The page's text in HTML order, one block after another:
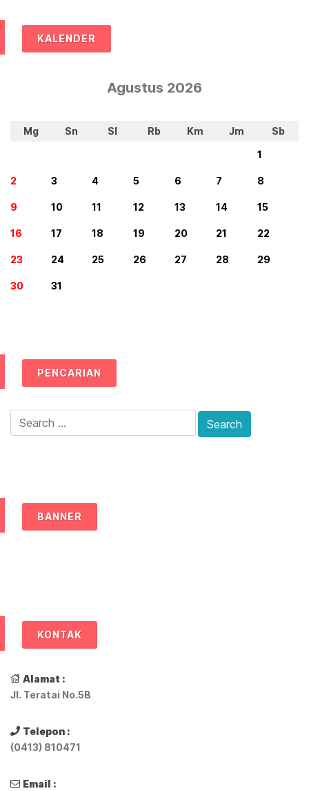
KALENDER
Agustus 2026
Mg Sn Sl Rb Km Jm
Sb
1
2 3 4 5 6 7 8
9 10 11 12 13 14 15
16 17 18 19 20 21 22
23 24 25 26 27 28 29
30 31
PENCARIAN
BANNER
KONTAK
Alamat :
Jl. Teratai No.5B
Telepon :
(0413) 810471
Email :